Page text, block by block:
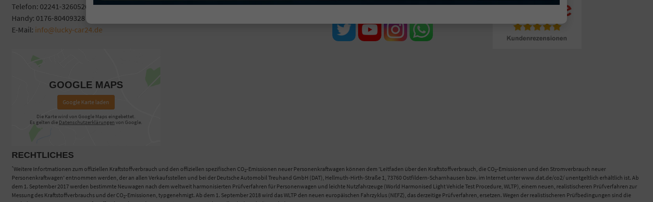
Telefon: 02241-3260526
Handy: 0176-80409328
E-Mail: info@lucky-car24.de
GOOGLE MAPS
Google Karte laden
Die Karte wird von Google Maps eingebettet.
Es gelten die Datenschutzerklärungen von Google.
RECHTLICHES
*Weitere Infortmationen zum offiziellen Kraftstoffverbrauch und den offiziellen spezifischen CO2-Emissionen neuer Personenkraftwagen können dem 'Leitfaden über den Kraftstoffverbrauch, die CO2-Emissionen und den Stromverbrauch neuer
Personenkraftwagen' entnommen werden, der an allen Verkaufsstellen und bei der Deutsche Automobil Treuhand GmbH (DAT), Hellmuth-Hirth-Straße 1, 73760 Ostfildern-Scharnhausen bzw. im Internet unter www.dat.de/co2/ unentgeltlich erhältlich ist. Ab
dem 1. September 2017 werden bestimmte Neuwagen nach dem weltweit harmonisierten Prüfverfahren für Personenwagen und leichte Nutzfahrzeuge (World Harmonised Light Vehicle Test Procedure, WLTP), einem neuen, realistischeren Prüfverfahren zur
Messung des Kraftstoffverbrauchs und der CO2-Emissionen, typgenehmigt. Ab dem 1. September 2018 wird das WLTP den neuen europäischen Fahrzyklus (NEFZ), das derzeitige Prüfverfahren, ersetzen. Wegen der realistischeren Prüfbedingungen sind die